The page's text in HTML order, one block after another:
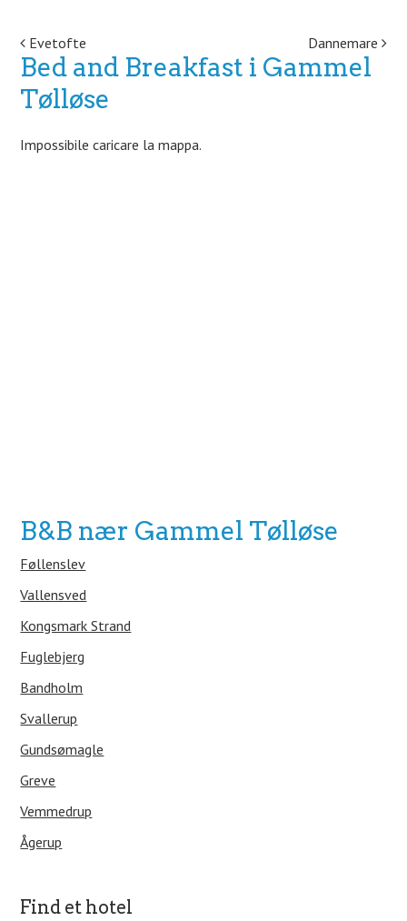
Post navigation
Evetofte Dannemare
Bed and Breakfast i Gammel
Tølløse
Impossibile caricare la mappa.
B&B nær Gammel Tølløse
Føllenslev
Vallensved
Kongsmark Strand
Fuglebjerg
Bandholm
Svallerup
Gundsømagle
Greve
Vemmedrup
Ågerup
Find et hotel